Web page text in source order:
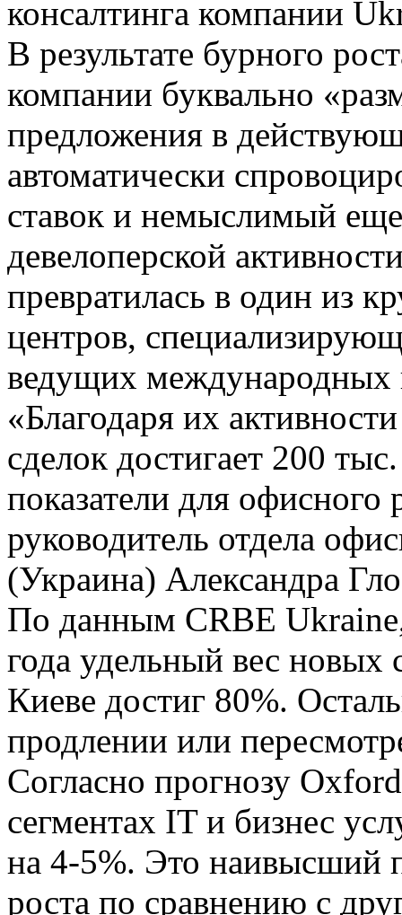
консалтинга компании
В результате бурного
компании буквально
предложения в
автоматически
ставок и немыслимый
девелоперской
превратилась в один из
центров,
ведущих международных
«Благодаря их
сделок достигает 200
показатели для
руководитель отдела
(Украина) Александра
По данным CRBE
года удельный вес новых
Киеве достиг 80%.
продлении или
Согласно прогнозу
сегментах IT и бизнес
на 4-5%. Это наивысший
роста по сравнению с